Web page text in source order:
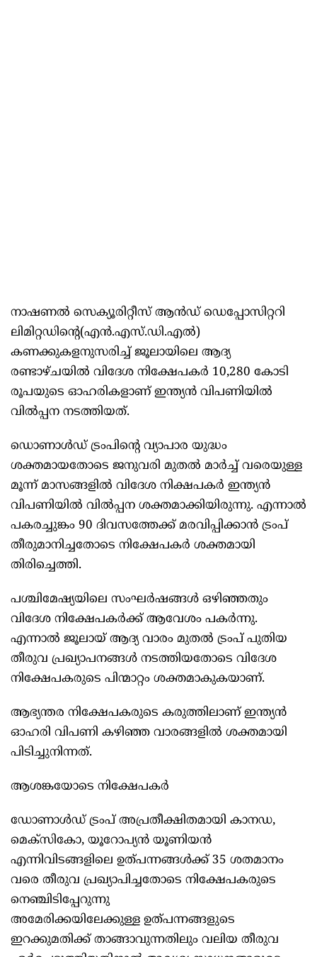
നാഷണല്‍ സെക്യൂരിറ്റീസ് ആൻഡ് ഡെപ്പോസിറ്ററി
ലിമിറ്റഡിന്റെ(എൻ.എസ്.ഡി.എല്‍)
കണക്കുകളനുസരിച്ച്‌ ജൂലായിലെ ആദ്യ
രണ്ടാഴ്ചയില്‍ വിദേശ നിക്ഷേപകർ 10,280 കോടി
രൂപയുടെ ഓഹരികളാണ് ഇന്ത്യൻ വിപണിയില്‍
വില്‍പ്പന നടത്തിയത്.
ഡൊണാള്‍ഡ് ട്രംപിന്റെ വ്യാപാര യുദ്ധം
ശക്തമായതോടെ ജനുവരി മുതല്‍ മാർച്ച്‌ വരെയുള്ള
മൂന്ന് മാസങ്ങളില്‍ വിദേശ നിക്ഷപകർ ഇന്ത്യൻ
വിപണിയില്‍ വില്‍പ്പന ശക്തമാക്കിയിരുന്നു. എന്നാല്‍
പകരച്ചുങ്കം 90 ദിവസത്തേക്ക് മരവിപ്പിക്കാൻ ട്രംപ്
തീരുമാനിച്ചതോടെ നിക്ഷേപകർ ശക്തമായി
തിരിച്ചെത്തി.
പശ്ചിമേഷ്യയിലെ സംഘർഷങ്ങള്‍ ഒഴിഞ്ഞതും
വിദേശ നിക്ഷേപകർക്ക് ആവേശം പകർന്നു.
എന്നാല്‍ ജൂലായ് ആദ്യ വാരം മുതല്‍ ട്രംപ് പുതിയ
തീരുവ പ്രഖ്യാപനങ്ങള്‍ നടത്തിയതോടെ വിദേശ
നിക്ഷേപകരുടെ പിന്മാറ്റം ശക്തമാകുകയാണ്.
ആഭ്യന്തര നിക്ഷേപകരുടെ കരുത്തിലാണ് ഇന്ത്യൻ
ഓഹരി വിപണി കഴിഞ്ഞ വാരങ്ങളില്‍ ശക്തമായി
പിടിച്ചുനിന്നത്.
ആശങ്കയോടെ നിക്ഷേപകർ
ഡോണാള്‍ഡ് ട്രംപ് അപ്രതീക്ഷിതമായി കാനഡ,
മെക്‌സികോ, യൂറോപ്യൻ യൂണിയൻ
എന്നിവിടങ്ങളിലെ ഉത്പന്നങ്ങള്‍ക്ക് 35 ശതമാനം
വരെ തീരുവ പ്രഖ്യാപിച്ചതോടെ നിക്ഷേപകരുടെ
നെഞ്ചിടിപ്പേറുന്നു
അമേരിക്കയിലേക്കുള്ള ഉത്പന്നങ്ങളുടെ
ഇറക്കുമതിക്ക് താങ്ങാവുന്നതിലും വലിയ തീരുവ